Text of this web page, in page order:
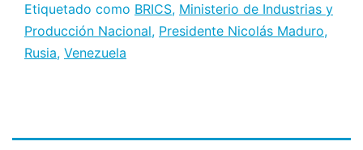
los
BRICS
cooperación
Etiquetado como BRICS, Ministerio de Industrias y
Producción Nacional, Presidente Nicolás Maduro,
Rusia, Venezuela